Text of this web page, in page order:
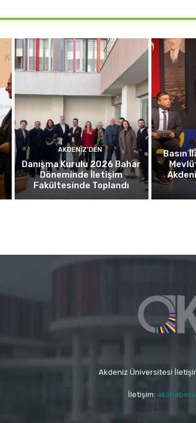
AKDENIZ'DEN
Danışma Kurulu 2026 Bahar
Döneminde İletişim
Fakültesinde Toplandı
Basın
Akdeniz Üniversitesi
İletişim: